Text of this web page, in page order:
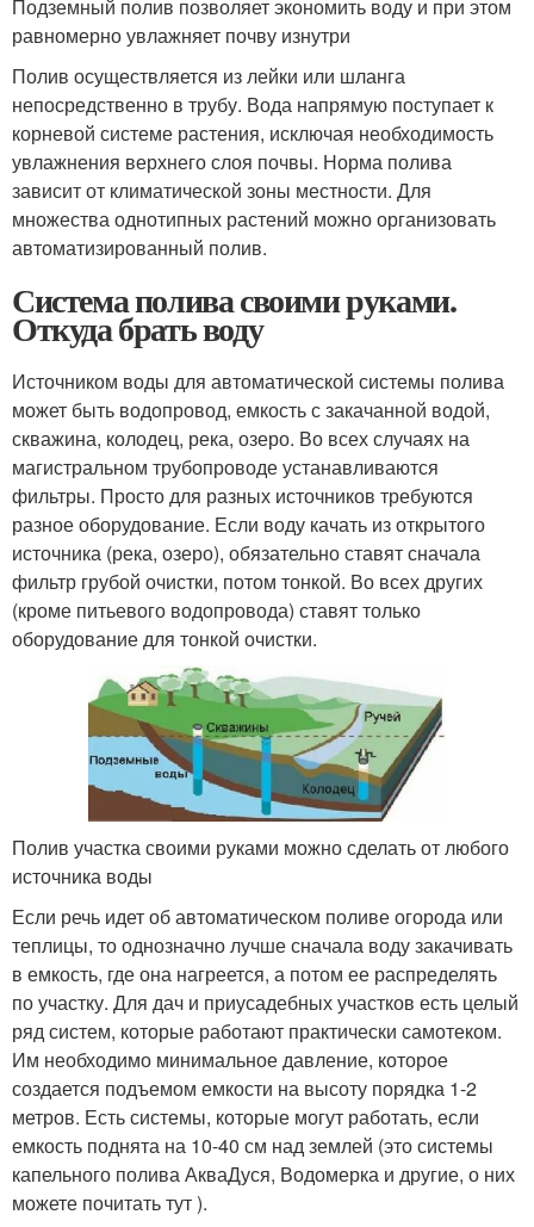
Подземный полив позволяет экономить воду и при этом
равномерно увлажняет почву изнутри
Полив осуществляется из лейки или шланга
непосредственно в трубу. Вода напрямую поступает к
корневой системе растения, исключая необходимость
увлажнения верхнего слоя почвы. Норма полива
зависит от климатической зоны местности. Для
множества однотипных растений можно организовать
автоматизированный полив.
Система полива своими руками.
Откуда брать воду
Источником воды для автоматической системы полива
может быть водопровод, емкость с закачанной водой,
скважина, колодец, река, озеро. Во всех случаях на
магистральном трубопроводе устанавливаются
фильтры. Просто для разных источников требуются
разное оборудование. Если воду качать из открытого
источника (река, озеро), обязательно ставят сначала
фильтр грубой очистки, потом тонкой. Во всех других
(кроме питьевого водопровода) ставят только
оборудование для тонкой очистки.
Полив участка своими руками можно сделать от любого
источника воды
Если речь идет об автоматическом поливе огорода или
теплицы, то однозначно лучше сначала воду закачивать
в емкость, где она нагреется, а потом ее распределять
по участку. Для дач и приусадебных участков есть целый
ряд систем, которые работают практически самотеком.
Им необходимо минимальное давление, которое
создается подъемом емкости на высоту порядка 1-2
метров. Есть системы, которые могут работать, если
емкость поднята на 10-40 см над землей (это системы
капельного полива АкваДуся, Водомерка и другие, о них
можете почитать тут ).